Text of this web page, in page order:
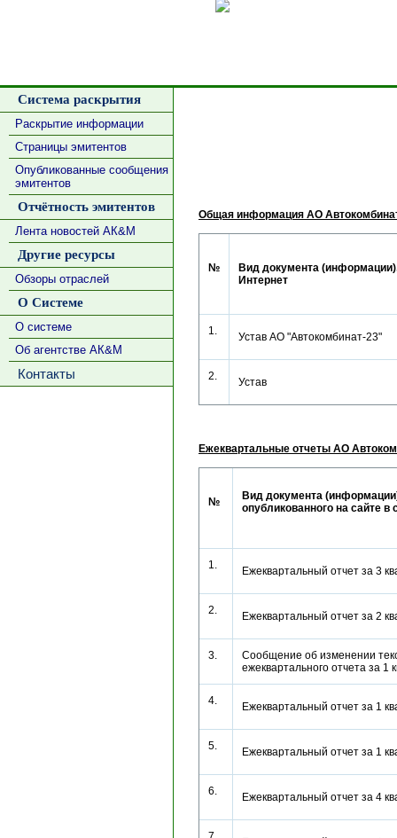
Система раскрытия
Раскрытие информации
Страницы эмитентов
Опубликованные сообщения
эмитентов
Отчётность эмитентов
Лента новостей АК&М
Другие ресурсы
Обзоры отраслей
О Системе
О системе
Об агентстве АК&М
Контакты
Общая информация АО
№
Вид документа
Интернет
1. Устав АО "Автокомбинат-23"
2. Устав
Ежеквартальные отчеты АО
№
Вид документа
опубликованного на сайте в
1. Ежеквартальный отчет за 3
2. Ежеквартальный отчет за 2
3.
Сообщение об изменении
ежеквартального отчета за
4. Ежеквартальный отчет за 1
5. Ежеквартальный отчет за 1
6. Ежеквартальный отчет за 4